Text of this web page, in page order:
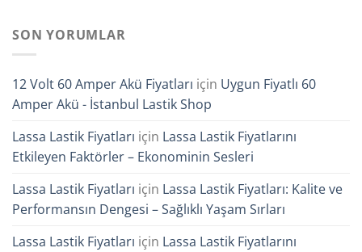
SON YORUMLAR
12 Volt 60 Amper Akü Fiyatları için Uygun Fiyatlı 60
Amper Akü - İstanbul Lastik Shop
Lassa Lastik Fiyatları için Lassa Lastik Fiyatlarını
Etkileyen Faktörler – Ekonominin Sesleri
Lassa Lastik Fiyatları için Lassa Lastik Fiyatları: Kalite ve
Performansın Dengesi – Sağlıklı Yaşam Sırları
Lassa Lastik Fiyatları için Lassa Lastik Fiyatlarını